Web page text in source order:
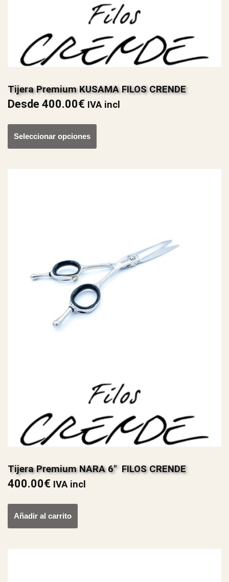
Tijera Premium KUSAMA FILOS CRENDE
Desde 400.00€ IVA incl
Seleccionar opciones
Tijera Premium NARA 6″ FILOS CRENDE
400.00€ IVA incl
Añadir al carrito